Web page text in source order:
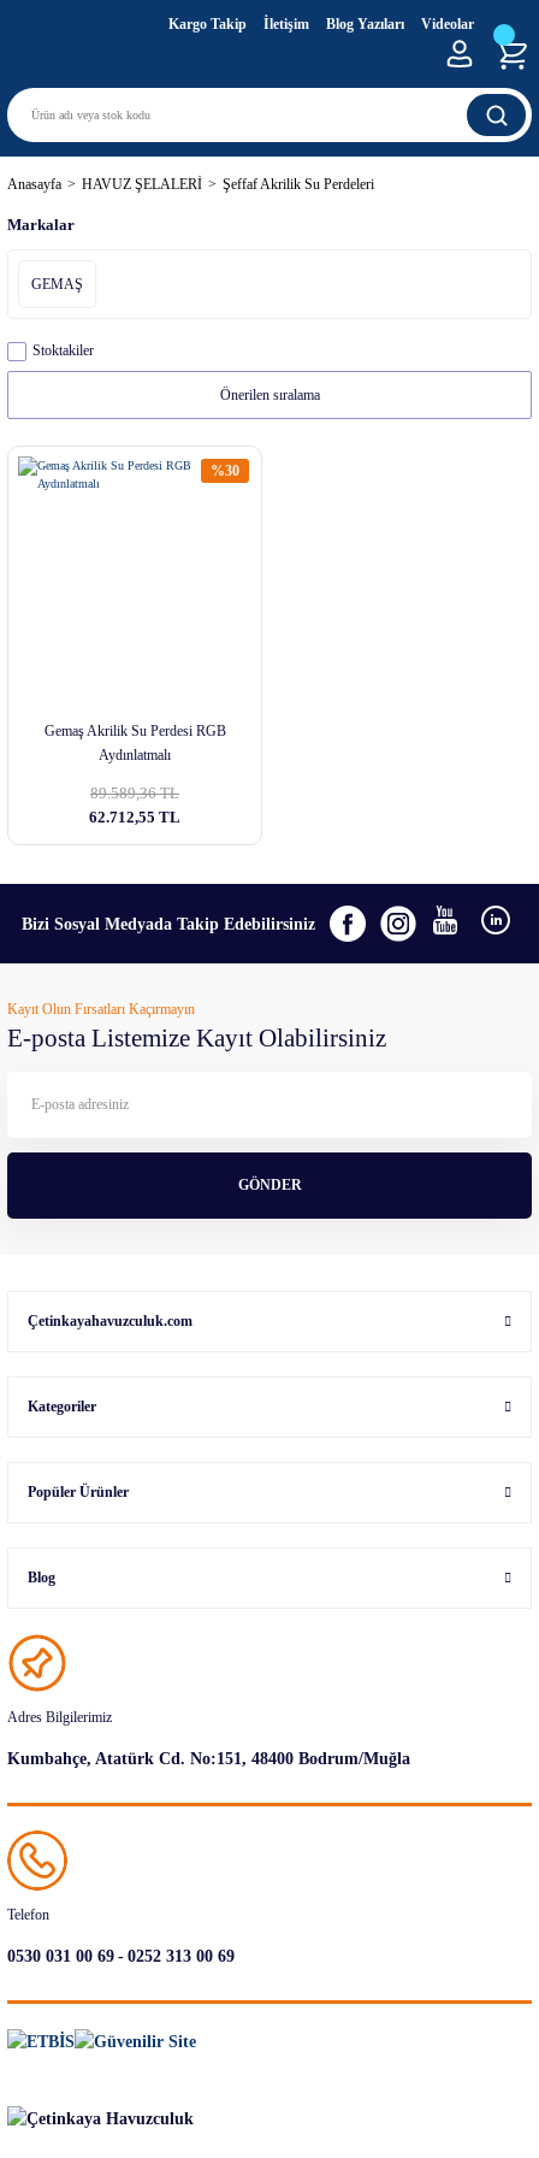
Kargo Takip İletişim Blog Yazıları Videolar
Anasayfa HAVUZ ŞELALERİ Şeffaf Akrilik Su Perdeleri
Markalar
GEMAŞ
Stoktakiler
%30
Gemaş Akrilik Su Perdesi RGB
Aydınlatmalı
89.589,36 TL
62.712,55 TL
Bizi Sosyal Medyada Takip Edebilirsiniz
Kayıt Olun Fırsatları Kaçırmayın
E-posta Listemize Kayıt Olabilirsiniz
GÖNDER
Çetinkayahavuzculuk.com
Kategoriler
Popüler Ürünler
Blog
Adres Bilgilerimiz
Kumbahçe, Atatürk Cd. No:151, 48400 Bodrum/Muğla
Telefon
0530 031 00 69-0252 313 00 69